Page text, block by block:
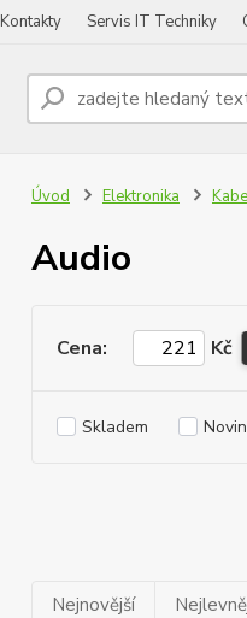
Kontakty Servis IT Techniky
Úvod Elektronika
Audio
Cena: Kč
Skladem
Nejnovější